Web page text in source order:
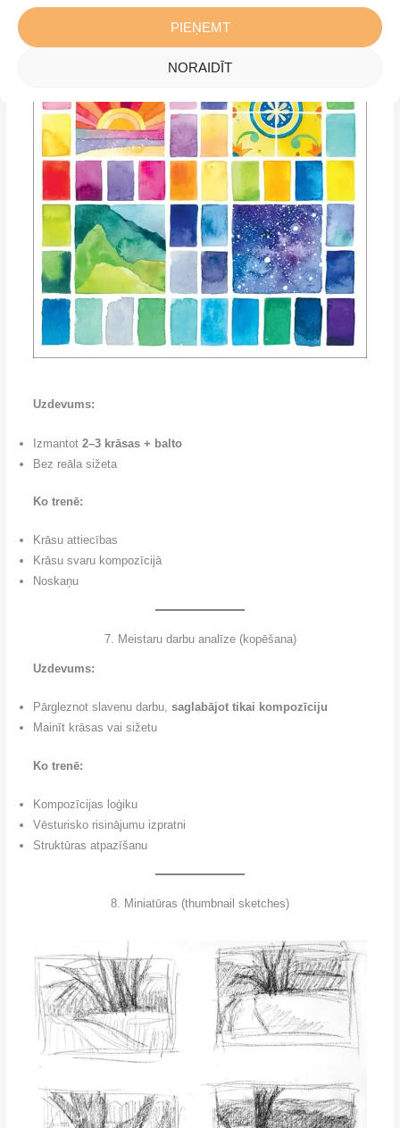
PIEŅEMT
NORAIDĪT
Uzdevums:
Izmantot 2–3 krāsas + balto
Bez reāla sižeta
Ko trenē:
Krāsu attiecības
Krāsu svaru kompozīcijā
Noskaņu
7. Meistaru darbu analīze (kopēšana)
Uzdevums:
Pārgleznot slavenu darbu, saglabājot tikai kompozīciju
Mainīt krāsas vai sižetu
Ko trenē:
Kompozīcijas loģiku
Vēsturisko risinājumu izpratni
Struktūras atpazīšanu
8. Miniatūras (thumbnail sketches)